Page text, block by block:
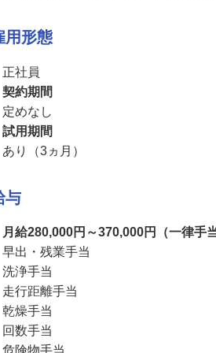
雇用形態
正社員
契約期間
定めなし
試用期間
給与
月給280,000円～370,000円（一律手
早出・残業手当
洗浄手当
走行距離手当
乾燥手当